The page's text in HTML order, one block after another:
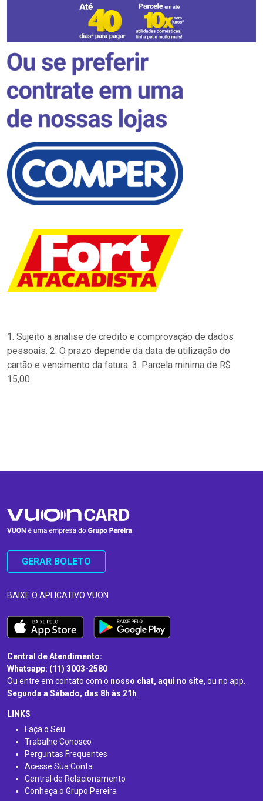
1. Sujeito a analise de credito e comprovação de dados
pessoais. 2. O prazo depende da data de utilização do
cartão e vencimento da fatura. 3. Parcela minima de R$
15,00.
GERAR BOLETO
BAIXE O APLICATIVO VUON
Central de Atendimento:
Whatsapp: (11) 3003-2580
Ou entre em contato com o nosso chat, aqui no site, ou no app.
Segunda a Sábado, das 8h às 21h.
LINKS
Faça o Seu
Trabalhe Conosco
Perguntas Frequentes
Acesse Sua Conta
Central de Relacionamento
Conheça o Grupo Pereira